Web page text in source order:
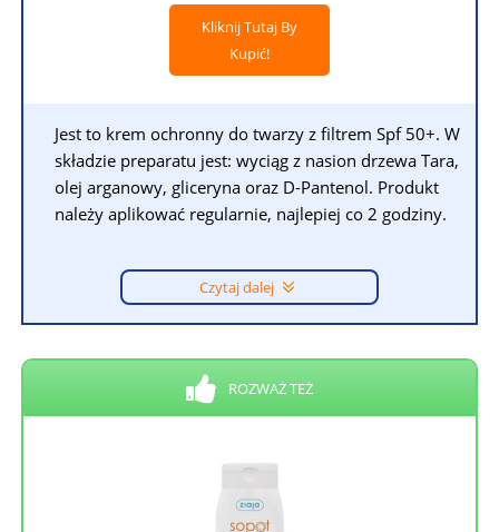
Kliknij Tutaj By
Kupić!
Jest to krem ochronny do twarzy z filtrem Spf 50+. W
składzie preparatu jest: wyciąg z nasion drzewa Tara,
olej arganowy, gliceryna oraz D-Pantenol. Produkt
należy aplikować regularnie, najlepiej co 2 godziny.
Czytaj dalej
ROZWAŻ TEŻ